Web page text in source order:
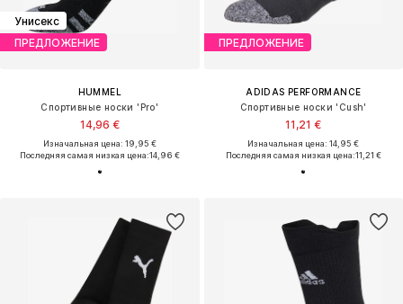
Унисекс
ПРЕДЛОЖЕНИЕ
HUMMEL
Спортивные носки 'Pro'
14,96 €
Изначальная цена: 19,95 €
Последняя самая низкая цена:14,96 €
ПРЕДЛОЖЕНИЕ
ADIDAS PERFORMANCE
Спортивные носки 'Cush'
11,21 €
Изначальная цена: 14,95 €
Последняя самая низкая цена:11,21 €